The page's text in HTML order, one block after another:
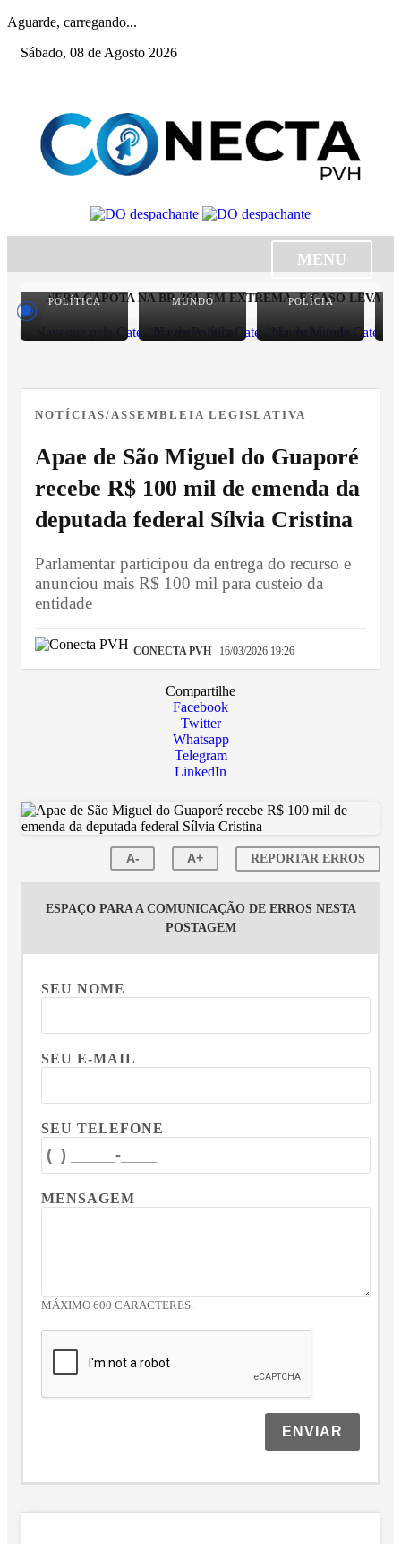
Aguarde, carregando...
Sábado, 08 de Agosto 2026
MENU
SEINFRA CAPOTA NA BR-364, EM EXTREMA, E CASO LEVANTA
POLÍTICA MUNDO POLÍCIA
NOTÍCIAS/ASSEMBLEIA LEGISLATIVA
Apae de São Miguel do Guaporé
recebe R$ 100 mil de emenda da
deputada federal Sílvia Cristina
Parlamentar participou da entrega do recurso e
anunciou mais R$ 100 mil para custeio da
entidade
CONECTA PVH 16/03/2026 19:26
Compartilhe
Facebook
Twitter
Whatsapp
Telegram
LinkedIn
A- A+ REPORTAR ERROS
ESPAÇO PARA A COMUNICAÇÃO DE ERROS NESTA
POSTAGEM
SEU NOME
SEU E-MAIL
SEU TELEFONE
MENSAGEM
MÁXIMO 600 CARACTERES.
ENVIAR